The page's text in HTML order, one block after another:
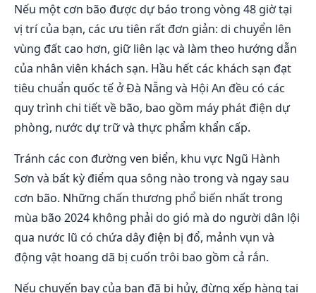
Nếu một cơn bão được dự báo trong vòng 48 giờ tại
vị trí của bạn, các ưu tiên rất đơn giản: di chuyển lên
vùng đất cao hơn, giữ liên lạc và làm theo hướng dẫn
của nhân viên khách sạn. Hầu hết các khách sạn đạt
tiêu chuẩn quốc tế ở Đà Nẵng và Hội An đều có các
quy trình chi tiết về bão, bao gồm máy phát điện dự
phòng, nước dự trữ và thực phẩm khẩn cấp.
Tránh các con đường ven biển, khu vực Ngũ Hành
Sơn và bất kỳ điểm qua sông nào trong và ngay sau
cơn bão. Những chấn thương phổ biến nhất trong
mùa bão 2024 không phải do gió mà do người dân lội
qua nước lũ có chứa dây điện bị đổ, mảnh vụn và
động vật hoang dã bị cuốn trôi bao gồm cả rắn.
Nếu chuyến bay của bạn đã bị hủy, đừng xếp hàng tại